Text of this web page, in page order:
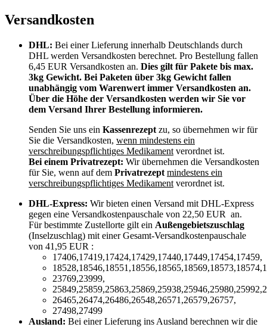
Versandkosten
DHL: Bei einer Lieferung innerhalb Deutschlands durch
DHL werden Versandkosten berechnet. Pro Bestellung fallen
6,45 EUR Versandkosten an. Dies gilt für Pakete bis max.
3kg Gewicht. Bei Paketen über 3kg Gewicht fallen
unabhängig vom Warenwert immer Versandkosten an.
Über die Höhe der Versandkosten werden wir Sie vor
dem Versand Ihrer Bestellung informieren.
Senden Sie uns ein Kassenrezept zu, so übernehmen wir für
Sie die Versandkosten, wenn mindestens ein
verschreibungspflichtiges Medikament verordnet ist.
Bei einem Privatrezept: Wir übernehmen die Versandkosten
für Sie, wenn auf dem Privatrezept mindestens ein
verschreibungspflichtiges Medikament verordnet ist.
DHL-Express: Wir bieten einen Versand mit DHL-Express
gegen eine Versandkostenpauschale von 22,50 EUR an.
Für bestimmte Zustellorte gilt ein Außengebietszuschlag
(Inselzuschlag) mit einer Gesamt-Versandkostenpauschale
von 41,95 EUR :
17406,17419,17424,17429,17440,17449,17454,17459,
23769,23999,
26465,26474,26486,26548,26571,26579,26757,
27498,27499
Ausland: Bei einer Lieferung ins Ausland berechnen wir die